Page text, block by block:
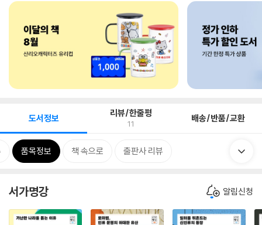
도서정보 리뷰/한줄평
11 배송/반품/교환
품목정보 책 속으로 출판사 리뷰
서가명강 알림신청